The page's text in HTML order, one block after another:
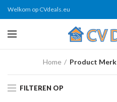
Welkom op CVdeals.eu
Home Product Merk
FILTEREN OP